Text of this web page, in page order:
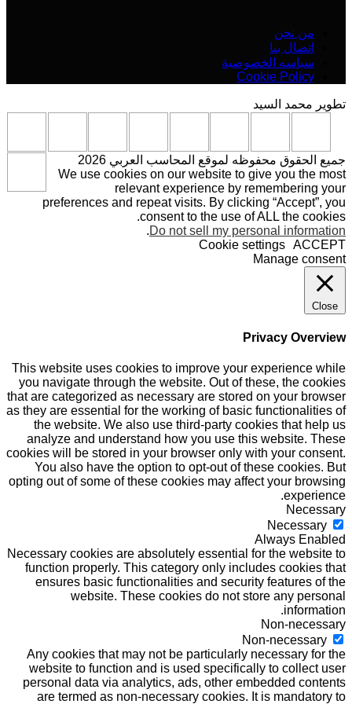
من نحن
اتصال بنا
سياسه الخصوصية
Cookie Policy
تطوير محمد السيد
جميع الحقوق محفوظه لموقع المحاسب العربي 2026
We use cookies on our website to give you the most
relevant experience by remembering your
preferences and repeat visits. By clicking “Accept”, you
consent to the use of ALL the cookies.
Do not sell my personal information
.
Cookie settings ACCEPT
Manage consent
Close
Privacy Overview
This website uses cookies to improve your experience while
you navigate through the website. Out of these, the cookies
that are categorized as necessary are stored on your browser
as they are essential for the working of basic functionalities of
the website. We also use third-party cookies that help us
analyze and understand how you use this website. These
cookies will be stored in your browser only with your consent.
You also have the option to opt-out of these cookies. But
opting out of some of these cookies may affect your browsing
experience.
Necessary
Necessary
Always Enabled
Necessary cookies are absolutely essential for the website to
function properly. This category only includes cookies that
ensures basic functionalities and security features of the
website. These cookies do not store any personal
information.
Non-necessary
Non-necessary
Any cookies that may not be particularly necessary for the
website to function and is used specifically to collect user
personal data via analytics, ads, other embedded contents
are termed as non-necessary cookies. It is mandatory to